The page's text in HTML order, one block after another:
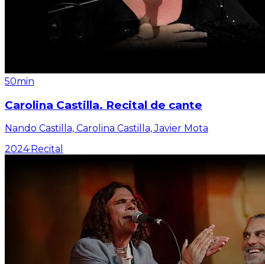
50min
Carolina Castilla. Recital de cante
Nando Castilla, Carolina Castilla, Javier Mota
2024· Recital